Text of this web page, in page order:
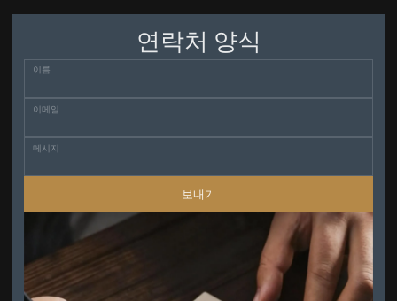
연락처 양식
이름
이메일
메시지
보내기